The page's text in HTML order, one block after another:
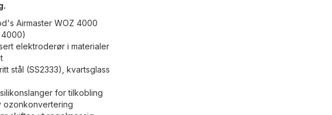
Airmaster WOZ 4000
4000)
elektroderør i materialer
stål (SS2333), kvartsglass
for tilkobling
ozonkonvertering